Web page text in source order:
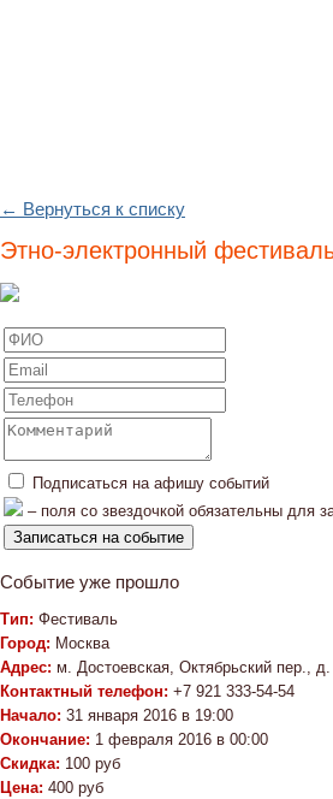
← Вернуться к списку
Этно-электронный
Подписаться на афишу событий
– поля со звездочкой обязательны для
Событие уже прошло
Тип: Фестиваль
Город: Москва
Адрес: м. Достоевская, Октябрьский пер.,
Контактный телефон: +7 921 333-54-54
Начало: 31 января 2016 в 19:00
Окончание: 1 февраля 2016 в 00:00
Скидка: 100 руб
Цена: 400 руб